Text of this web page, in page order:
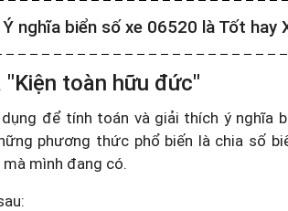
Ý nghĩa biển số xe 06520 là Tốt hay
toàn hữu đức"
để tính toán và giải thích ý nghĩa
phương thức phổ biến là chia số
mà mình đang có.